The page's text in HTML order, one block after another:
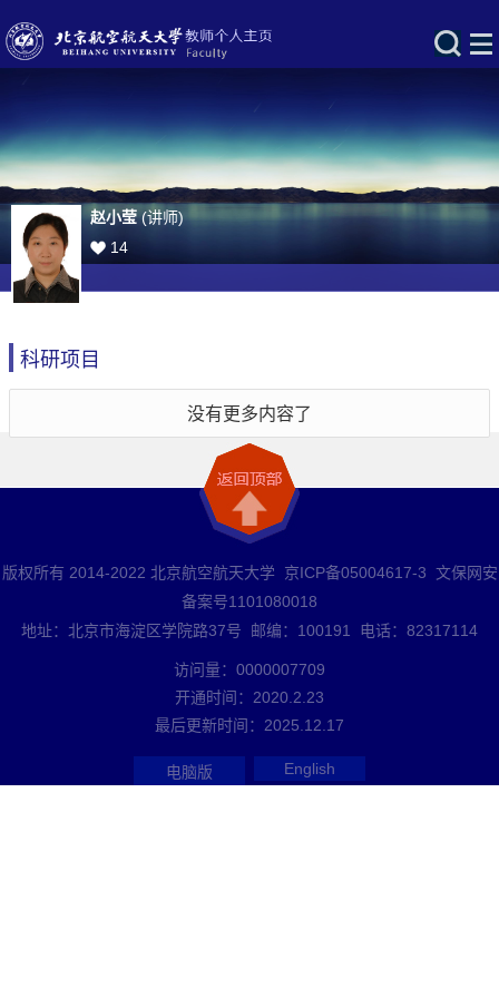
赵小莹(讲师)
14
科研项目
没有更多内容了
版权所有 2014-2022 北京航空航天大学 京ICP备05004617-3 文保网安
备案号1101080018
地址：北京市海淀区学院路37号 邮编：100191 电话：82317114
访问量： 0000007709
开通时间： 2020 2 23
最后更新时间： 2025 12 17
电脑版 English